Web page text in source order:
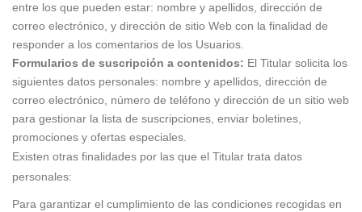
entre los que pueden estar: nombre y apellidos, dirección de
correo electrónico, y dirección de sitio Web con la finalidad de
responder a los comentarios de los Usuarios.
Formularios de suscripción a contenidos: El Titular solicita los
siguientes datos personales: nombre y apellidos, dirección de
correo electrónico, número de teléfono y dirección de un sitio web
para gestionar la lista de suscripciones, enviar boletines,
promociones y ofertas especiales.
Existen otras finalidades por las que el Titular trata datos
personales:
Para garantizar el cumplimiento de las condiciones recogidas en